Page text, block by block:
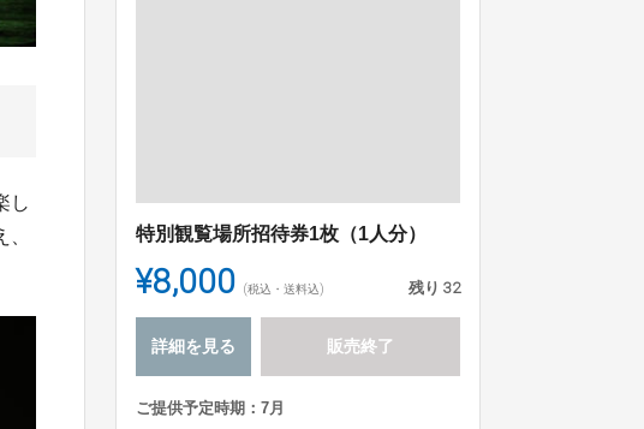
し
特別観覧場所招待券1枚（1人分）
¥8,000 (税込・送料込) 残り 32
詳細を見る 販売終了
ご提供予定時期：7月